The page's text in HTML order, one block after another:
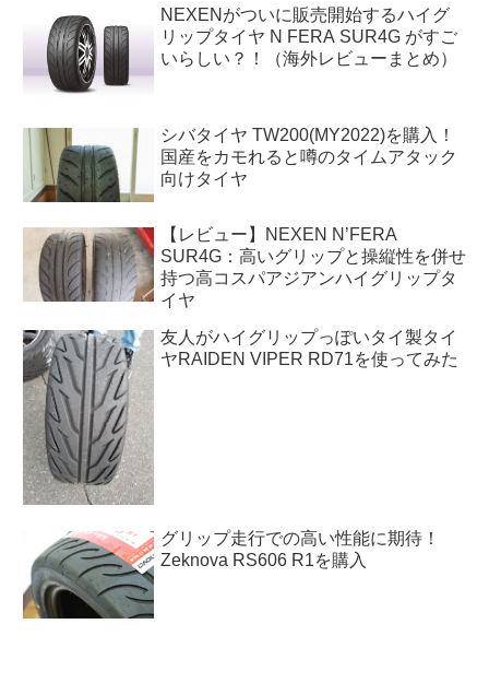
NEXENがついに販売開始するハイグ
リップタイヤ N FERA SUR4G がすご
いらしい？！（海外レビューまとめ）
シバタイヤ TW200(MY2022)を購入！
国産をカモれると噂のタイムアタック
向けタイヤ
【レビュー】NEXEN N’FERA
SUR4G：高いグリップと操縦性を併せ
持つ高コスパアジアンハイグリップタ
イヤ
友人がハイグリップっぽいタイ製タイ
ヤRAIDEN VIPER RD71を使ってみた
グリップ走行での高い性能に期待！
Zeknova RS606 R1を購入